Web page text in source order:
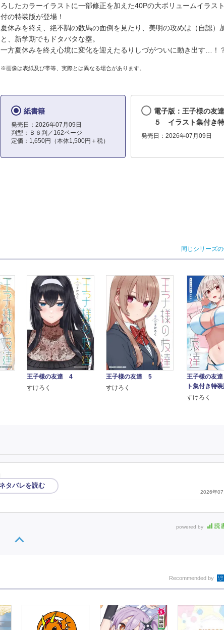
ろしたカラーイラストに一部修正を加えた40Pの大ボリュームイラス
付の特装版が登場！
夏休みを終え、絶不調の数馬の面倒を見たり、美明の攻めは（自認）
と、新学期でもドタバタな塁。
一方夏休みを終え心境に変化を迎えたるりしづがついに動き出す…！
※画像は表紙及び帯等、実際とは異なる場合があります。
紙書籍
発売日：2026年07月09日
判型：Ｂ６判／162ページ
定価：1,650円（本体1,500円＋税）
電子版：王子様の友
５ イラスト集付き
発売日：2026年07月09日
同じシリーズ
王子様の友達 4
すけろく
王子様の友達 5
すけろく
王子様の友
ト集付き特
すけろく
2026年07
powered by
Recommended by